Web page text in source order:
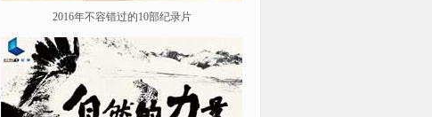
2016年不容错过的10部纪录片